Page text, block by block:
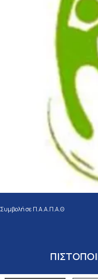
Συμβολή σε Π.Α.Α.Π.Α.Θ